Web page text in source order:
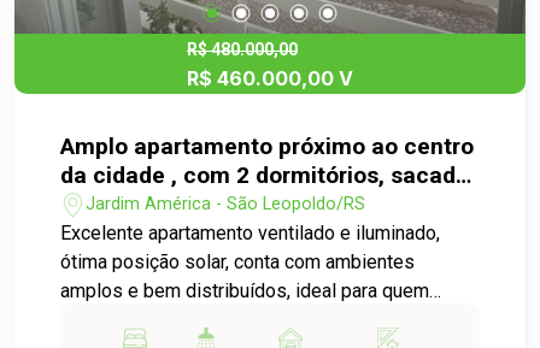
R$ 480.000,00
R$ 460.000,00 V
Amplo apartamento próximo ao centro
da cidade , com 2 dormitórios, sacada
e garagem.
Jardim América - São Leopoldo/RS
Excelente apartamento ventilado e iluminado,
ótima posição solar, conta com ambientes
amplos e bem distribuídos, ideal para quem